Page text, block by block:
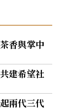
香與掌中
建希望社
兩代三代